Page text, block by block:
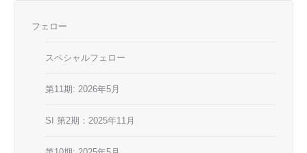
フェロー
スペシャルフェロー
第11期: 2026年5月
SI 第2期：2025年11月